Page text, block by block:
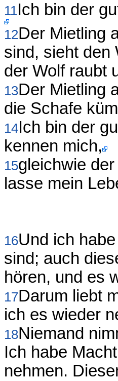
11Ich bin der
12Der Mietling
sind, sieht den
der Wolf raubt
13Der Mietling
die Schafe
14Ich bin der
kennen mich,
15gleichwie
lasse mein
16Und ich
sind; auch
hören, und es
17Darum liebt
ich es wieder
18Niemand
Ich habe
nehmen.